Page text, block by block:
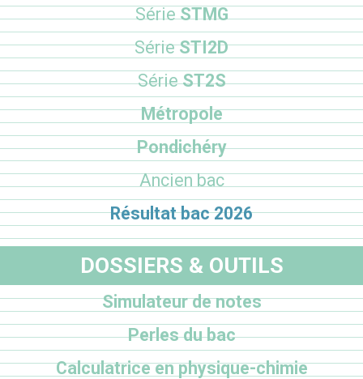
SérieSTMG
SérieSTI2D
SérieST2S
Métropole
Pondichéry
Ancien bac
Résultat bac 2026
DOSSIERS & OUTILS
Simulateur de notes
Perles du bac
Calculatrice en physique-chimie